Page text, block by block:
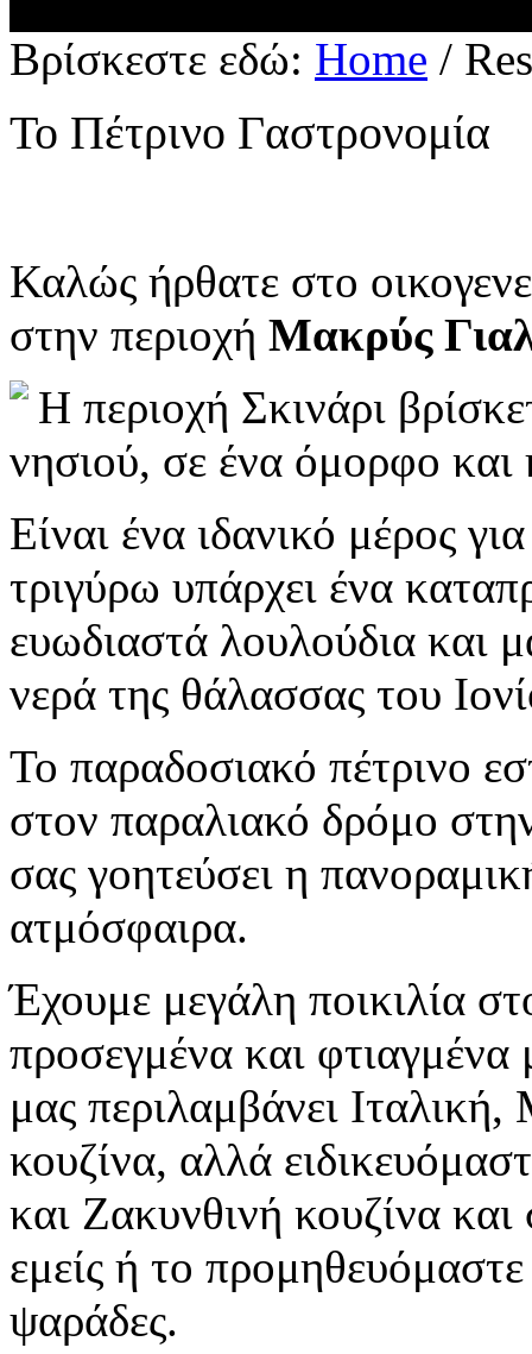
Βρίσκεστε εδώ: Home /
Το Πέτρινο Γαστρονομία
Καλώς ήρθατε στο
στην περιοχή Μακρύς
Η περιοχή Σκινάρι
νησιού, σε ένα όμορφο και
Είναι ένα ιδανικό μέρος
τριγύρω υπάρχει ένα
ευωδιαστά λουλούδια και
νερά της θάλασσας του
Το παραδοσιακό πέτρινο
στον παραλιακό δρόμο
σας γοητεύσει η
ατμόσφαιρα.
Έχουμε μεγάλη ποικιλία
προσεγμένα και
μας περιλαμβάνει
κουζίνα, αλλά
και Ζακυνθινή κουζίνα
εμείς ή το
ψαράδες.